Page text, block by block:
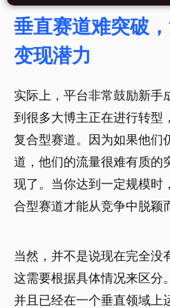
垂直赛道难突破
变现潜力
实际上，平台非常鼓励新手
到很多大博主正在进行转型
复合型赛道。因为如果他们
道，他们的流量很难有质的
现了。当你达到一定规模时
合型赛道才能从竞争中脱颖
当然，并不是说现在完全没
这需要根据具体情况来区分
并且已经在一个垂直领域上